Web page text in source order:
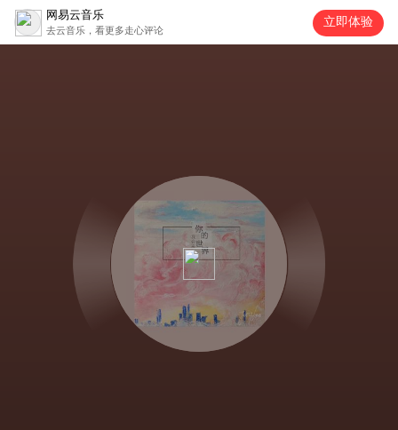
网易云音乐
去云音乐，看更多走心评论
立即体验